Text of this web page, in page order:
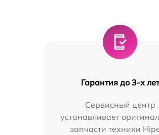
Гарантия до 3-х лет
Сервисный центр
устанавливает
запчасти техники